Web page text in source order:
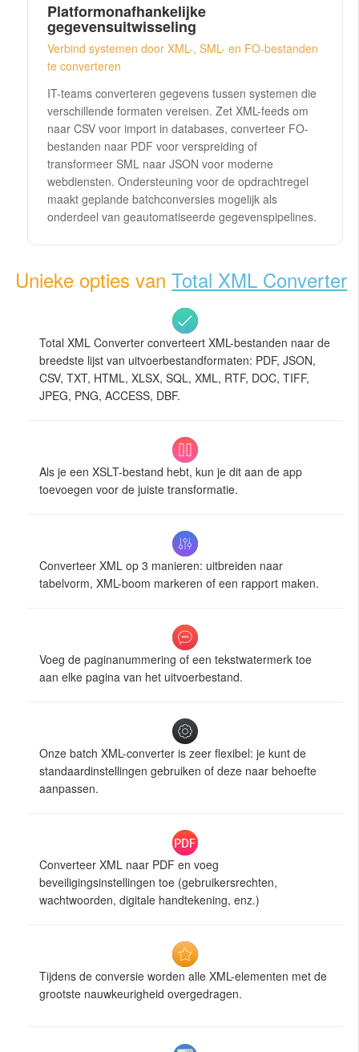
Platformonafhankelijke
gegevensuitwisseling
Verbind systemen door XML-, SML- en FO-bestanden
te converteren
IT-teams converteren gegevens tussen systemen die
verschillende formaten vereisen. Zet XML-feeds om
naar CSV voor import in databases, converteer FO-
bestanden naar PDF voor verspreiding of
transformeer SML naar JSON voor moderne
webdiensten. Ondersteuning voor de opdrachtregel
maakt geplande batchconversies mogelijk als
onderdeel van geautomatiseerde gegevenspipelines.
Unieke opties vanTotal XML Converter
Total XML Converter converteert XML-bestanden naar de
breedste lijst van uitvoerbestandformaten: PDF, JSON,
CSV, TXT, HTML, XLSX, SQL, XML, RTF, DOC, TIFF,
JPEG, PNG, ACCESS, DBF.
Als je een XSLT-bestand hebt, kun je dit aan de app
toevoegen voor de juiste transformatie.
Converteer XML op 3 manieren: uitbreiden naar
tabelvorm, XML-boom markeren of een rapport maken.
Voeg de paginanummering of een tekstwatermerk toe
aan elke pagina van het uitvoerbestand.
Onze batch XML-converter is zeer flexibel: je kunt de
standaardinstellingen gebruiken of deze naar behoefte
aanpassen.
Converteer XML naar PDF en voeg
beveiligingsinstellingen toe (gebruikersrechten,
wachtwoorden, digitale handtekening, enz.)
Tijdens de conversie worden alle XML-elementen met de
grootste nauwkeurigheid overgedragen.